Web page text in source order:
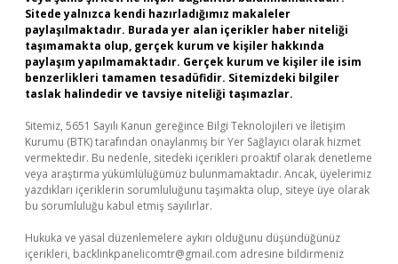
Sitede yalnızca kendi hazırladığımız makaleler
paylaşılmaktadır. Burada yer alan içerikler haber niteliği
taşımamakta olup, gerçek kurum ve kişiler hakkında
paylaşım yapılmamaktadır. Gerçek kurum ve kişiler ile isim
benzerlikleri tamamen tesadüfidir. Sitemizdeki bilgiler
taslak halindedir ve tavsiye niteliği taşımazlar.
Sitemiz, 5651 Sayılı Kanun gereğince Bilgi Teknolojileri ve İletişim
Kurumu (BTK) tarafından onaylanmış bir Yer Sağlayıcı olarak hizmet
vermektedir. Bu nedenle, sitedeki içerikleri proaktif olarak denetleme
veya araştırma yükümlülüğümüz bulunmamaktadır. Ancak, üyelerimiz
yazdıkları içeriklerin sorumluluğunu taşımakta olup, siteye üye olarak
bu sorumluluğu kabul etmiş sayılırlar.
Hukuka ve yasal düzenlemelere aykırı olduğunu düşündüğünüz
içerikleri, backlinkpanelicomtr@gmail.com adresine bildirmeniz